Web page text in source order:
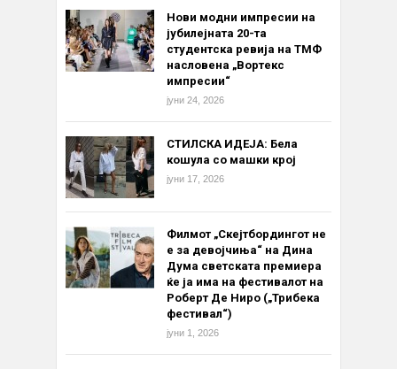
Нови модни импресии на
јубилејната 20-та
студентска ревија на ТМФ
насловена „Вортекс
импресии“
јуни 24, 2026
СТИЛСКА ИДЕЈА: Бела
кошула со машки крој
јуни 17, 2026
Филмот „Скејтбордингот не
е за девојчиња“ на Дина
Дума светската премиера
ќе ја има на фестивалот на
Роберт Де Ниро („Трибека
фестивал“)
јуни 1, 2026